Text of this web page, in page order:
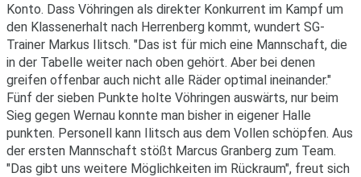
Konto. Dass Vöhringen als direkter Konkurrent im Kampf um
den Klassenerhalt nach Herrenberg kommt, wundert SG-
Trainer Markus Ilitsch. "Das ist für mich eine Mannschaft, die
in der Tabelle weiter nach oben gehört. Aber bei denen
greifen offenbar auch nicht alle Räder optimal ineinander."
Fünf der sieben Punkte holte Vöhringen auswärts, nur beim
Sieg gegen Wernau konnte man bisher in eigener Halle
punkten. Personell kann Ilitsch aus dem Vollen schöpfen. Aus
der ersten Mannschaft stößt Marcus Granberg zum Team.
"Das gibt uns weitere Möglichkeiten im Rückraum", freut sich